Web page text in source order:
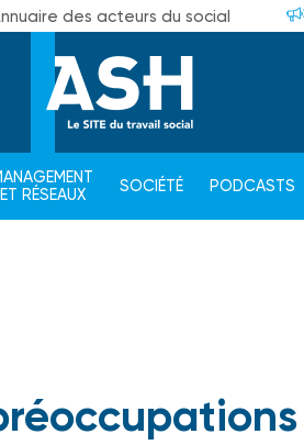
des acteurs du social
ET RÉSEAUX
SOCIÉTÉ PODCASTS